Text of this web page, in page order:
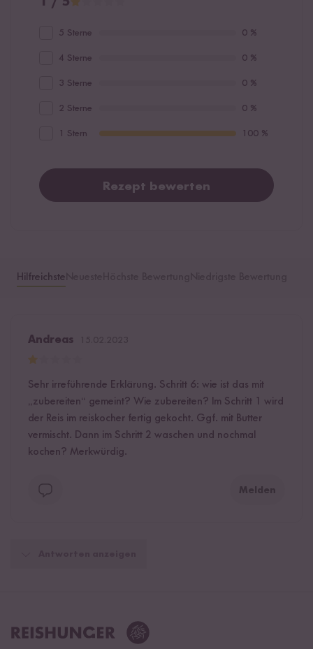
5 Sterne 0 %
4 Sterne 0 %
3 Sterne 0 %
2 Sterne 0 %
1 Stern 100 %
Rezept bewerten
Hilfreichste
Andreas
Sehr irreführende Erklärung. Schritt 6: wie ist das mit
„zubereiten“ gemeint? Wie zubereiten? Im Schritt 1 wird
der Reis im reiskocher fertig gekocht. Ggf. mit Butter
vermischt. Dann im Schritt 2 waschen und nochmal
kochen? Merkwürdig.
Melden